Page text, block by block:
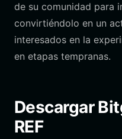
de su comunidad para
convirtiéndolo en un
interesados en la
en etapas tempranas.
Descargar
REF